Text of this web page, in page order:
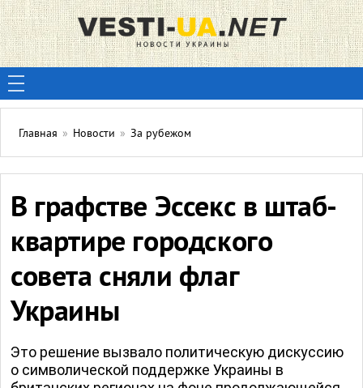
Главная » Новости » За рубежом
В графстве Эссекс в штаб-
квартире городского
совета сняли флаг
Украины
Это решение вызвало политическую дискуссию
о символической поддержке Украины в